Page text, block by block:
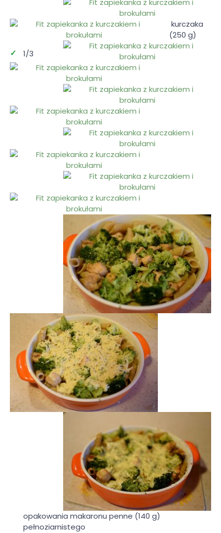
kurczaka
(250 g)
1/3
opakowania makaronu penne (140 g)
pełnoziarnistego